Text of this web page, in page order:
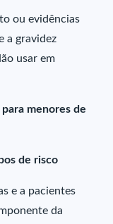
ou evidências
a gravidez
usar em
menores de
de risco
e a pacientes
da